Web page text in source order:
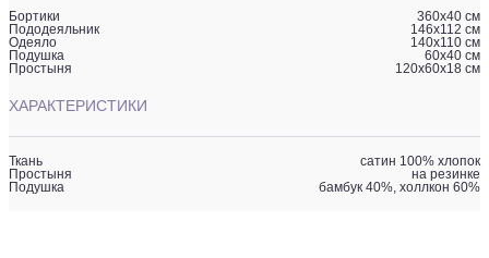
Бортики
360х40 см
Пододеяльник
146х112 см
Одеяло
140х110 см
Подушка
60х40 см
Простыня
120х60х18 см
ХАРАКТЕРИСТИКИ
Ткань
сатин 100% хлопок
Простыня
на резинке
Подушка
бамбук 40%, холлкон 60%